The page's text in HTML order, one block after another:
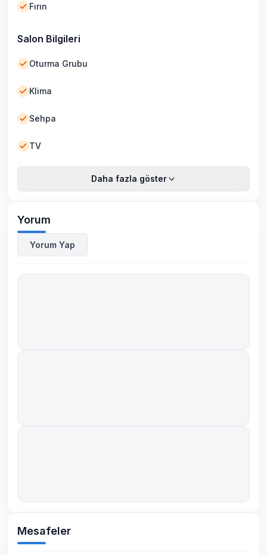
Fırın
Salon Bilgileri
Oturma Grubu
Klima
Sehpa
TV
Daha fazla göster
Yorum
Yorum Yap
Mesafeler